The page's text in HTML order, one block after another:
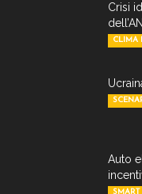
Crisi
CLIMA
Auto
SMART